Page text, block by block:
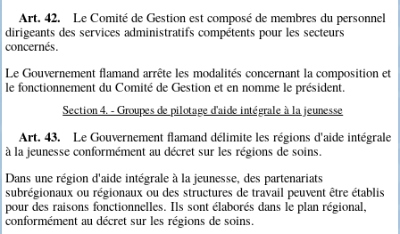
Art. 42.
Le Comité de Gestion est composé de membres du personnel
dirigeants des services administratifs compétents pour les secteurs
concernés.
Le Gouvernement flamand arrête les modalités concernant la composition et
le fonctionnement du Comité de Gestion et en nomme le président.
Section 4. - Groupes de pilotage d'aide intégrale à la jeunesse
Art. 43.
Le Gouvernement flamand délimite les régions d'aide intégrale
à la jeunesse conformément au décret sur les régions de soins.
Dans une région d'aide intégrale à la jeunesse, des partenariats
subrégionaux ou régionaux ou des structures de travail peuvent être établis
pour des raisons fonctionnelles. Ils sont élaborés dans le plan régional,
conformément au décret sur les régions de soins.